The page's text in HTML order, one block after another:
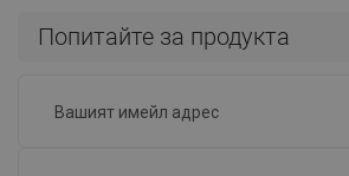
Попитайте за продукта